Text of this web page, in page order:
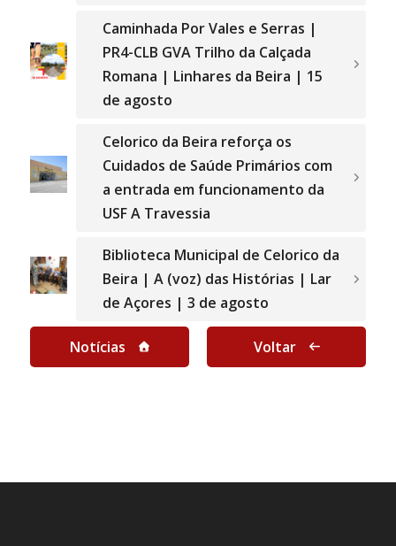
Caminhada Por Vales e Serras |
PR4-CLB GVA Trilho da Calçada
Romana | Linhares da Beira | 15
de agosto
Celorico da Beira reforça os
Cuidados de Saúde Primários com
a entrada em funcionamento da
USF A Travessia
Biblioteca Municipal de Celorico da
Beira | A (voz) das Histórias | Lar
de Açores | 3 de agosto
Notícias Voltar